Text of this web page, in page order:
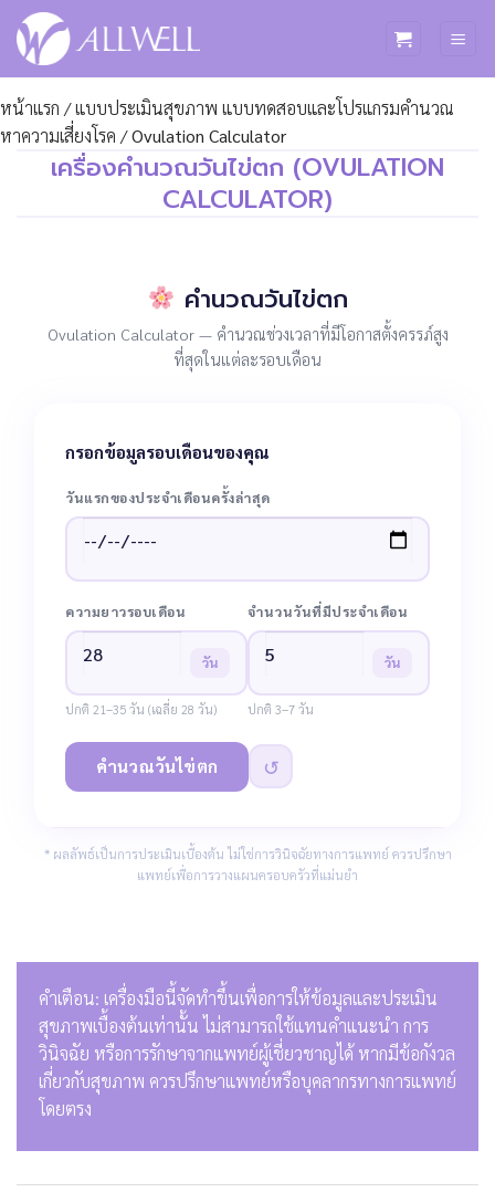
ข้าม
ไป
เนื้อหา
หน้าแรก /แบบประเมินสุขภาพ แบบทดสอบและโปรแกรมคำนวณ
หาความเสี่ยงโรค /Ovulation Calculator
เครื่องคำนวณวันไข่ตก (OVULATION
CALCULATOR)
คำนวณวันไข่ตก
Ovulation Calculator — คำนวณช่วงเวลาที่มีโอกาสตั้งครรภ์สูง
ที่สุดในแต่ละรอบเดือน
กรอกข้อมูลรอบเดือนของคุณ
วันแรกของประจำเดือนครั้งล่าสุด
ความยาวรอบเดือน
วัน
ปกติ 21–35 วัน (เฉลี่ย 28 วัน)
จำนวนวันที่มีประจำเดือน
วัน
ปกติ 3–7 วัน
คำนวณวันไข่ตก ↺
* ผลลัพธ์เป็นการประเมินเบื้องต้น ไม่ใช่การวินิจฉัยทางการแพทย์ ควรปรึกษา
แพทย์เพื่อการวางแผนครอบครัวที่แม่นยำ
คำเตือน: เครื่องมือนี้จัดทำขึ้นเพื่อการให้ข้อมูลและประเมิน
สุขภาพเบื้องต้นเท่านั้น ไม่สามารถใช้แทนคำแนะนำ การ
วินิจฉัย หรือการรักษาจากแพทย์ผู้เชี่ยวชาญได้ หากมีข้อกังวล
เกี่ยวกับสุขภาพ ควรปรึกษาแพทย์หรือบุคลากรทางการแพทย์
โดยตรง